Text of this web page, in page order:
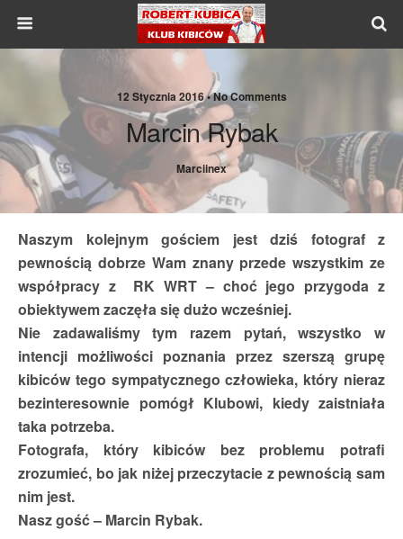
12 Stycznia 2016 •No Comments
Marcin Rybak
Marciinex
Naszym kolejnym gościem jest dziś fotograf z
pewnością dobrze Wam znany przede wszystkim ze
współpracy z RK WRT – choć jego przygoda z
obiektywem zaczęła się dużo wcześniej.
Nie zadawaliśmy tym razem pytań, wszystko w
intencji możliwości poznania przez szerszą grupę
kibiców tego sympatycznego człowieka, który nieraz
bezinteresownie pomógł Klubowi, kiedy zaistniała
taka potrzeba.
Fotografa, który kibiców bez problemu potrafi
zrozumieć, bo jak niżej przeczytacie z pewnością sam
nim jest.
Nasz gość – Marcin Rybak.